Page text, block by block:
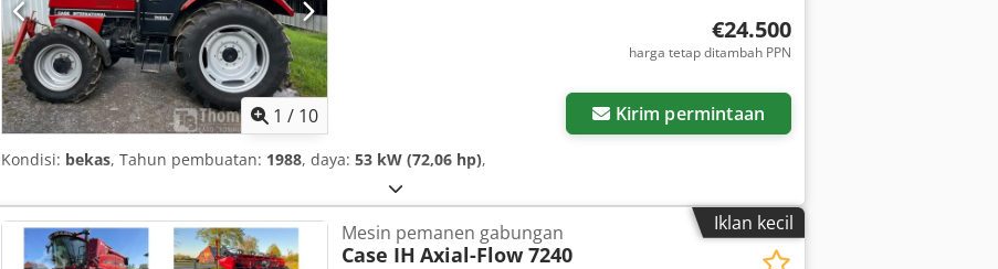
1 / 10
€24.500
harga tetap ditambah PPN
Kirim permintaan
Kondisi: bekas, Tahun pembuatan: 1988, daya: 53 kW (72,06 hp),
Iklan kecil
Mesin pemanen gabungan
Case IH Axial-Flow 7240